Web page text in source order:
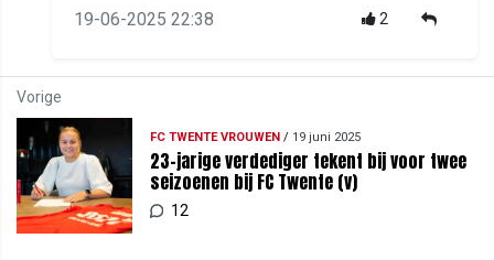
19-06-2025 22:38 2
Vorige
FC TWENTE VROUWEN/ 19 juni 2025
23-jarige verdediger tekent bij voor twee
seizoenen bij FC Twente (v)
12